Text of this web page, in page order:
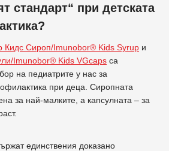
стандарт“ при детската
Кидс Сироп/Imunobor® Kids Syrup и
Imunobor® Kids VGcaps са
на педиатрите у нас за
при деца. Сиропната
за най-малките, а капсулната – за
единствения доказано